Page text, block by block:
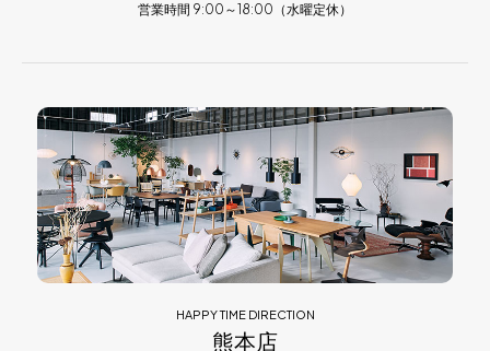
営業時間 9:00～18:00（水曜定休）
HAPPY TIME DIRECTION
熊本店